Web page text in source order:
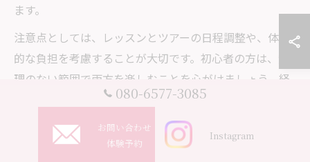
ます。
注意点としては、レッスンとツアーの日程調整や、体力
的な負担を考慮することが大切です。初心者の方は、無
理のない範囲で両方を楽しむことを心がけましょう。経
験者向けには、より専門的な展示や講演会などを活用す
ることで、さらなるスキルアップが期待できます。
080-6577-3085
お問い合わせ
体験予約
Instagram